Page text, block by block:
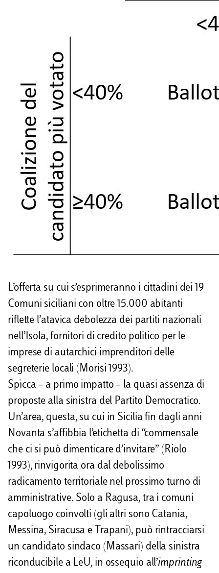
L’offerta su cui s’esprimeranno i cittadini dei 19
Comuni siciliani con oltre 15.000 abitanti
riflette l’atavica debolezza dei partiti nazionali
nell’Isola, fornitori di credito politico per le
imprese di autarchici imprenditori delle
segreterie locali (Morisi 1993).
Spicca – a primo impatto – la quasi assenza di
proposte alla sinistra del Partito Democratico.
Un’area, questa, su cui in Sicilia fin dagli anni
Novanta s’affibbia l’etichetta di “commensale
che ci si può dimenticare d’invitare” (Riolo
1993), rinvigorita ora dal debolissimo
radicamento territoriale nel prossimo turno di
amministrative. Solo a Ragusa, tra i comuni
capoluogo coinvolti (gli altri sono Catania,
Messina, Siracusa e Trapani), può rintracciarsi
un candidato sindaco (Massari) della sinistra
riconducibile a LeU, in ossequio all’imprinting